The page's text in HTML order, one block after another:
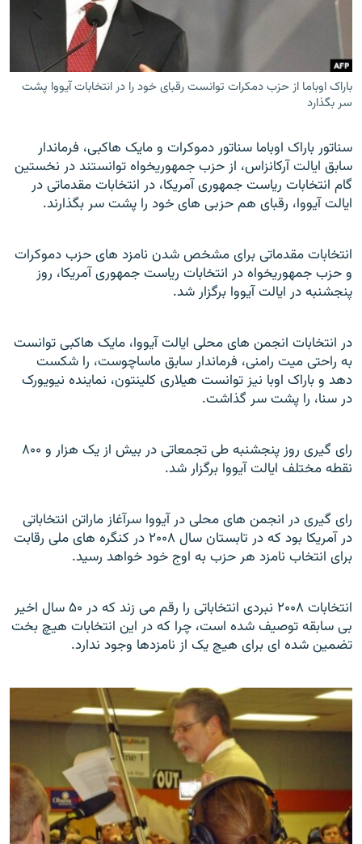
زبان‌های دیگر
باراک اوباما از حزب دمکرات توانست رقبای خود را در انتخابات آیووا پشت
سر بگذارد
سناتور باراک اوباما سناتور دموکرات و مايک هاکبی، فرماندار
سابق ايالت آرکانزاس، از حزب جمهوریخواه توانستند در نخستين
گام انتخابات رياست جمهوری آمریکا، در انتخابات مقدماتی در
ايالت آيووا، رقبای هم حزبی های خود را پشت سر بگذارند.
انتخابات مقدماتی برای مشخص شدن نامزد های حزب دموکرات
و حزب جمهوریخواه در انتخابات رياست جمهوری آمريکا، روز
پنجشنبه در ايالت آيووا برگزار شد.
در انتخابات انجمن های محلی ايالت آيووا، مايک هاکبی توانست
به راحتی ميت رامنی، فرماندار سابق ماساچوست، را شکست
دهد و باراک اوبا نیز توانست هيلاری کلينتون، نماينده نيويورک
در سنا، را پشت سر گذاشت.
رای گيری روز پنجشنبه طی تجمعاتی در بيش از يک هزار و ۸۰۰
نقطه مختلف ايالت آيووا برگزار شد.
رای گیری در انجمن های محلی در آيووا سرآغاز ماراتن انتخاباتی
در آمريکا بود که در تابستان سال ۲۰۰۸ در کنگره های ملی رقابت
برای انتخاب نامزد هر حزب به اوج خود خواهد رسيد.
انتخابات ۲۰۰۸ نبردی انتخاباتی را رقم می زند که در ۵۰ سال اخير
بی سابقه توصيف شده است، چرا که در اين انتخابات هيچ بخت
تضمين شده ای برای هيچ يک از نامزدها وجود ندارد.